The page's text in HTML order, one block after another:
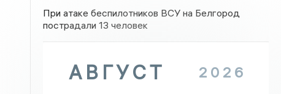
При атаке беспилотников ВСУ на Белгород
пострадали 13 человек
АВГУСТ 2026